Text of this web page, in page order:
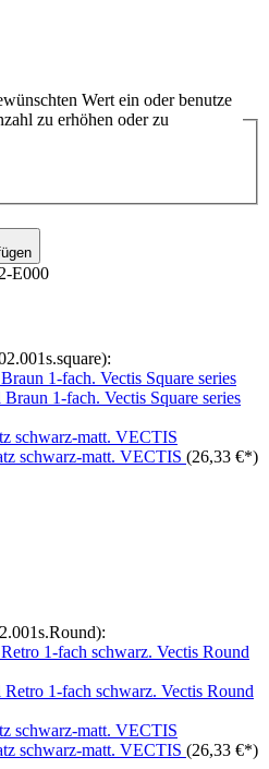
Wert ein oder benutze
zu erhöhen oder zu
E000
1-fach. Vectis Square series
schwarz-matt. VECTIS (26,33 €*)
1-fach schwarz. Vectis Round
schwarz-matt. VECTIS (26,33 €*)